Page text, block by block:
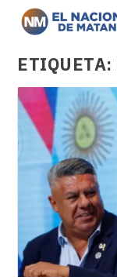
ETIQUETA: